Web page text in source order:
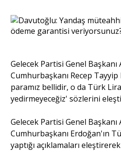
Kültür -
Dünya
Söyleşi
Gelecek Partisi Genel
Cumhurbaşkanı Recep Tayyip
paramız bellidir, o da Türk
yedirmeyeceğiz' sözlerini
Gelecek Partisi Genel
Cumhurbaşkanı Erdoğan'ın
yaptığı açıklamaları